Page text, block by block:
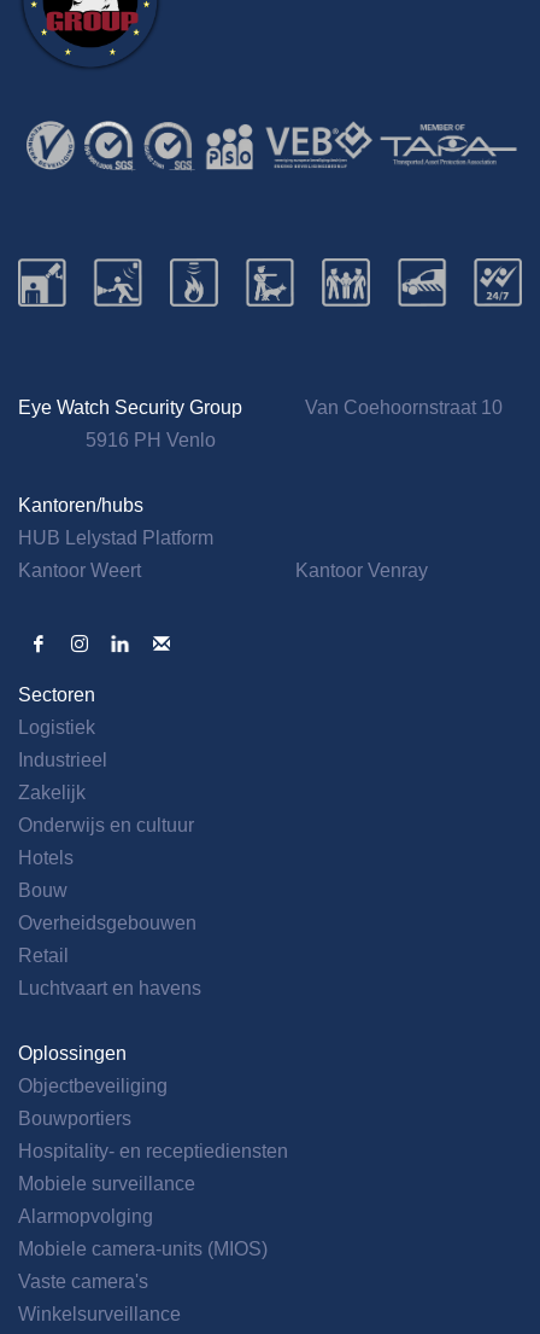
Eye Watch Security Group Van Coehoornstraat 10
5916 PH Venlo
Kantoren/hubs
HUB Lelystad Platform
Kantoor Weert Kantoor Venray
Sectoren
Logistiek
Industrieel
Zakelijk
Onderwijs en cultuur
Hotels
Bouw
Overheidsgebouwen
Retail
Luchtvaart en havens
Oplossingen
Objectbeveiliging
Bouwportiers
Hospitality- en receptiediensten
Mobiele surveillance
Alarmopvolging
Mobiele camera-units (MIOS)
Vaste camera's
Winkelsurveillance